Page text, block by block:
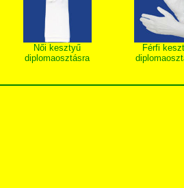
Női kesztyű
diplomaosztásra
Férfi